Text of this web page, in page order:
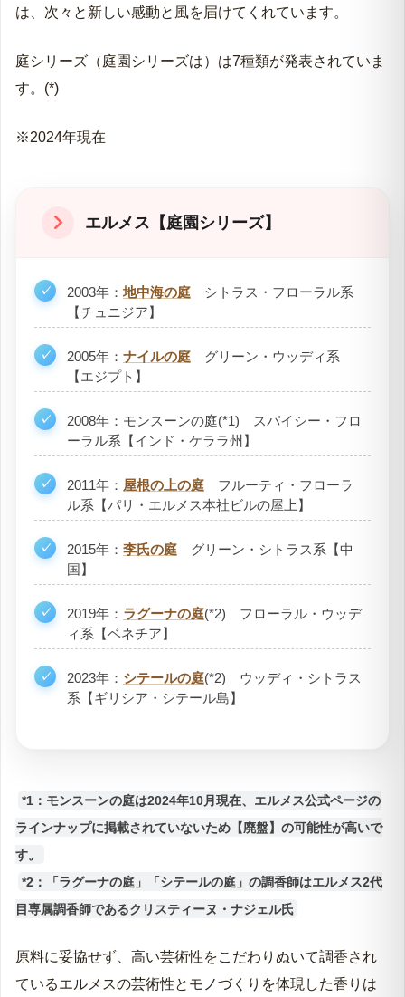
は、次々と新しい感動と風を届けてくれています。
庭シリーズ（庭園シリーズは）は7種類が発表されていま
す。(*)
※2024年現在
エルメス【庭園シリーズ】
2003年：地中海の庭 シトラス・フローラル系
【チュニジア】
2005年： ナイルの庭 グリーン・ウッディ系
【エジプト】
2008年：モンスーンの庭(*1) スパイシー・フロ
ーラル系【インド・ケララ州】
2011年： 屋根の上の庭 フルーティ・フローラ
ル系【パリ・エルメス本社ビルの屋上】
2015年： 李氏の庭 グリーン・シトラス系【中
国】
2019年： ラグーナの庭(*2) フローラル・ウッデ
ィ系【ベネチア】
2023年： シテールの庭(*2) ウッディ・シトラス
系【ギリシア・シテール島】
*1：モンスーンの庭は2024年10月現在、エルメス公式ページの
ラインナップに掲載されていないため【廃盤】の可能性が高いで
す。
*2：「ラグーナの庭」「シテールの庭」の調香師はエルメス2代
目専属調香師であるクリスティーヌ・ナジェル氏
原料に妥協せず、高い芸術性をこだわりぬいて調香され
ているエルメスの芸術性とモノづくりを体現した香りは